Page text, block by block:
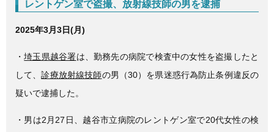
k
レントゲン室で盗撮、放射線技師の男を逮捕
2025年3月3日(月)
・埼玉県越谷署は、勤務先の病院で検査中の女性を盗撮したと
して、診療放射線技師の男（30）を県迷惑行為防止条例違反の
疑いで逮捕した。
・男は2月27日、越谷市立病院のレントゲン室で20代女性の検